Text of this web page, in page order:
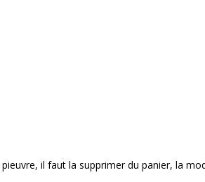
il faut la supprimer du panier, la